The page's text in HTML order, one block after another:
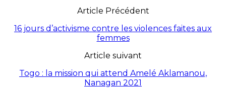
Article Précédent
16 jours d’activisme contre les violences faites aux
femmes
Article suivant
Togo : la mission qui attend Amelé Aklamanou,
Nanagan 2021